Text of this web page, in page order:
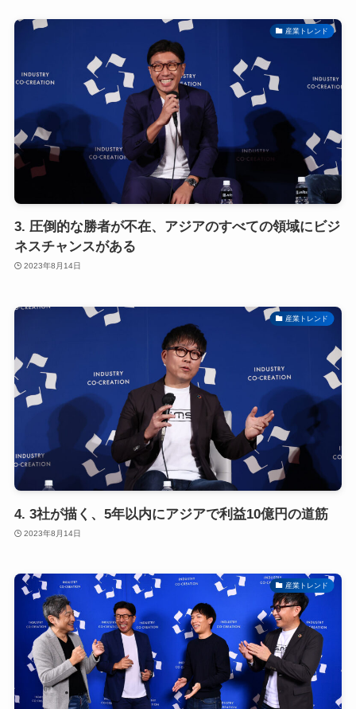
産業トレンド
3. 圧倒的な勝者が不在、アジアのすべての領域にビジ
ネスチャンスがある
2023年8月14日
産業トレンド
4. 3社が描く、5年以内にアジアで利益10億円の道筋
2023年8月14日
産業トレンド